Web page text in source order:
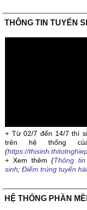
THÔNG TIN TUYỂN
+ Từ 02/7 đến 14/7 thí
trên hệ thống
(https://
+ Xem thêm(Thông
sinh; Điểm trúng tuyển
HỆ THỐNG PHẦN